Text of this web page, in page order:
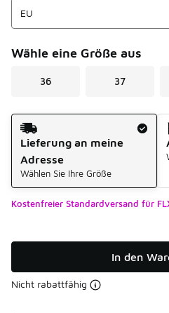
Wähle eine Größe aus
36 37
Versandart
Lieferung an meine
Adresse
Wählen Sie Ihre Größe
Kostenfreier Standardversand für
In den
Nicht rabattfähig